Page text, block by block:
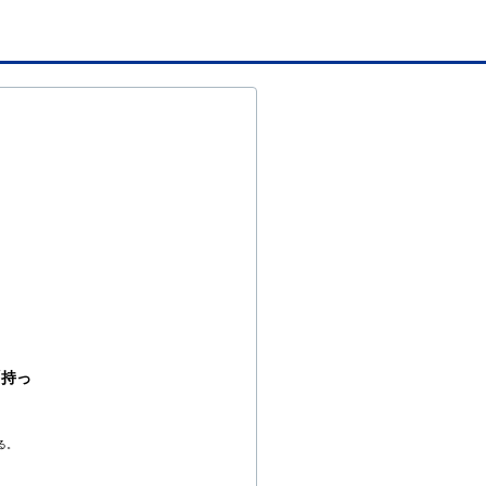
っ